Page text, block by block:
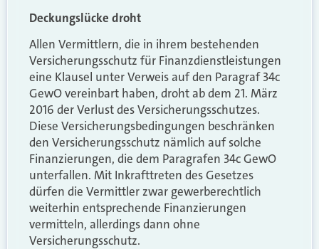
Deckungslücke droht
Allen Vermittlern, die in ihrem bestehenden
Versicherungsschutz für Finanzdienstleistungen
eine Klausel unter Verweis auf den Paragraf 34c
GewO vereinbart haben, droht ab dem 21. März
2016 der Verlust des Versicherungsschutzes.
Diese Versicherungsbedingungen beschränken
den Versicherungsschutz nämlich auf solche
Finanzierungen, die dem Paragrafen 34c GewO
unterfallen. Mit Inkrafttreten des Gesetzes
dürfen die Vermittler zwar gewerberechtlich
weiterhin entsprechende Finanzierungen
vermitteln, allerdings dann ohne
Versicherungsschutz.